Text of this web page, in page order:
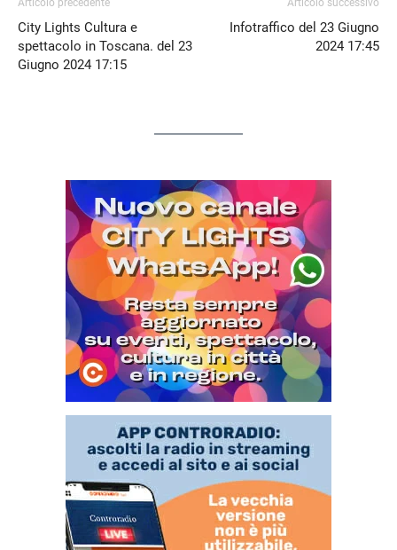
Articolo precedente
City Lights Cultura e
spettacolo in Toscana. del 23
Giugno 2024 17:15
Articolo successivo
Infotraffico del 23 Giugno
2024 17:45